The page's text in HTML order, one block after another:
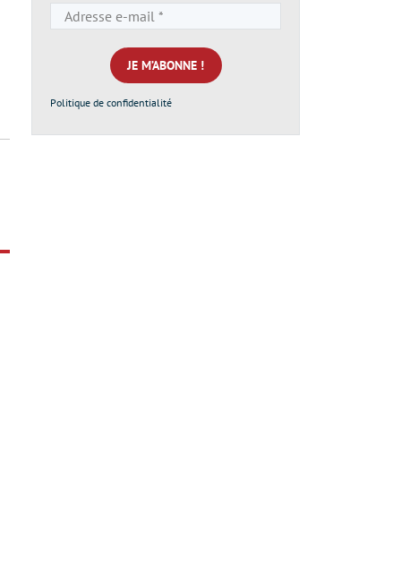
e-
mail
*
Politique de confidentialité